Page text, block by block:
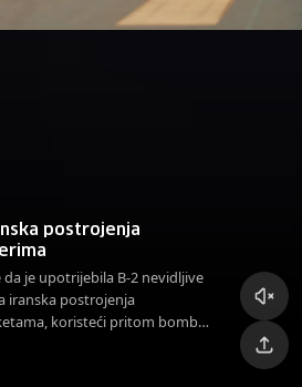
postrojenja
je upotrijebila B-2 nevidljive
iranska postrojenja
koristeći pritom bombe